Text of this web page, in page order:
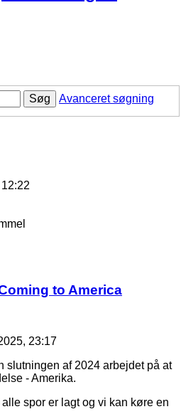
Søg
Avanceret søgning
to America
23:17
slutningen af 2024 arbejdet på at
- Amerika.
spor er lagt og vi kan køre en